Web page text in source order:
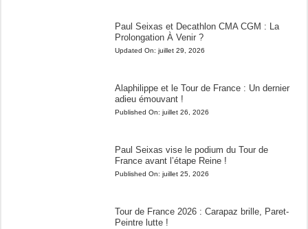
Paul Seixas et Decathlon CMA CGM : La
Prolongation À Venir ?
Updated On: juillet 29, 2026
Alaphilippe et le Tour de France : Un dernier
adieu émouvant !
Published On: juillet 26, 2026
Paul Seixas vise le podium du Tour de
France avant l’étape Reine !
Published On: juillet 25, 2026
Tour de France 2026 : Carapaz brille, Paret-
Peintre lutte !